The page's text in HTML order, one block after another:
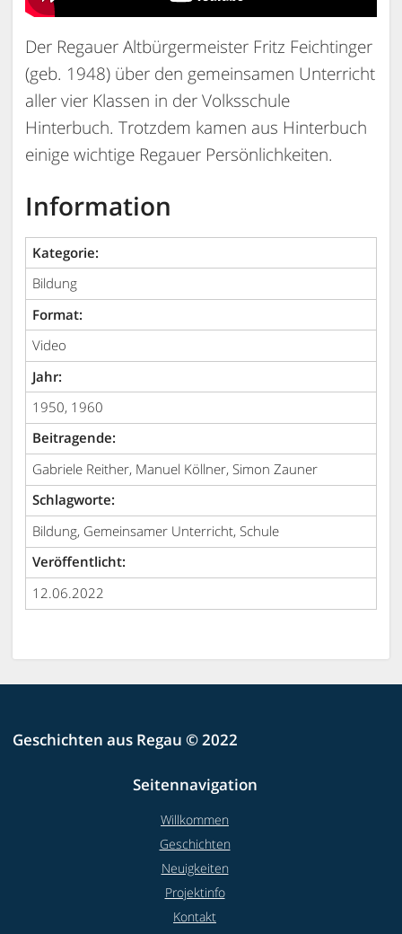
Der Regauer Altbürgermeister Fritz Feichtinger
(geb. 1948) über den gemeinsamen Unterricht
aller vier Klassen in der Volksschule
Hinterbuch. Trotzdem kamen aus Hinterbuch
einige wichtige Regauer Persönlichkeiten.
Information
Kategorie:
Bildung
Format:
Video
Jahr:
1950, 1960
Beitragende:
Gabriele Reither, Manuel Köllner, Simon Zauner
Schlagworte:
Bildung, Gemeinsamer Unterricht, Schule
Veröffentlicht:
12.06.2022
Geschichten aus Regau © 2022
Seitennavigation
Willkommen
Geschichten
Neuigkeiten
Projektinfo
Kontakt